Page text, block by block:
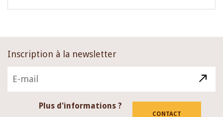
Inscription à la newsletter
Plus d'informations ?
CONTACT